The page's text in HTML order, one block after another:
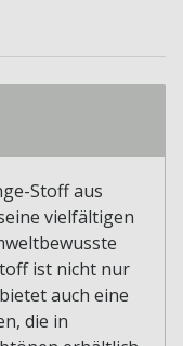
Stoff aus
vielfältigen
ist nicht nur
auch eine
die in